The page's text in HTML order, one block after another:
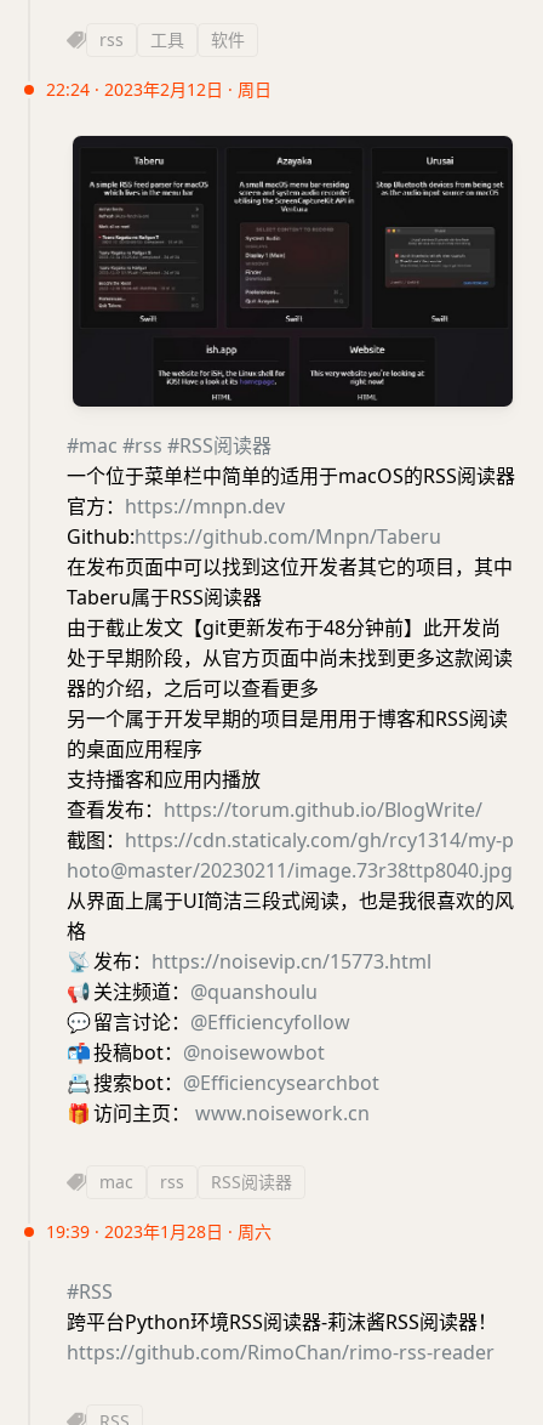
rss 工具 软件
22:24 · 2023年2月12日 · 周日
#mac #rss #RSS阅读器
一个位于菜单栏中简单的适用于macOS的RSS阅读器
官方： https://mnpn.dev
Github:https://github.com/Mnpn/Taberu
在发布页面中可以找到这位开发者其它的项目，其中
Taberu属于RSS阅读器
由于截止发文【git更新发布于48分钟前】此开发尚
处于早期阶段，从官方页面中尚未找到更多这款阅读
器的介绍，之后可以查看更多
另一个属于开发早期的项目是用用于博客和RSS阅读
的桌面应用程序
支持播客和应用内播放
查看发布： https://torum.github.io/BlogWrite/
截图： https://cdn.staticaly.com/gh/rcy1314/my-p
hoto@master/20230211/image.73r38ttp8040.jpg
从界面上属于UI简洁三段式阅读，也是我很喜欢的风
格
📡发布： https://noisevip.cn/15773.html
📢关注频道： @quanshoulu
💬留言讨论： @Efficiencyfollow
📬投稿bot： @noisewowbot
📇搜索bot： @Efficiencysearchbot
🎁访问主页： www.noisework.cn
mac rss RSS阅读器
19:39 · 2023年1月28日 · 周六
#RSS
跨平台Python环境RSS阅读器-莉沫酱RSS阅读器！
https://github.com/RimoChan/rimo-rss-reader